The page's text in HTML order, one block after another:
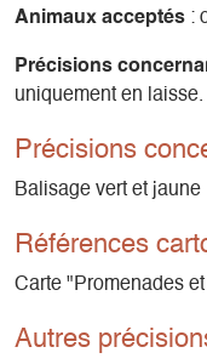
vaches qui ont élu
Animaux acceptés :
Précisions
uniquement en laisse.
Précisions
Balisage vert et jaune
Références
Carte "Promenades
Autres